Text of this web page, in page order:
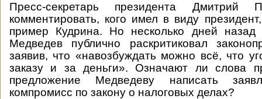
Пресс-секретарь президента Дмитрий
комментировать, кого имел в виду
пример Кудрина. Но несколько дней
Медведев публично раскритиковал
заявив, что «навозбуждать можно всё, что
заказу и за деньги». Означают ли слова
предложение Медведеву написать
компромисс по закону о налоговых делах?